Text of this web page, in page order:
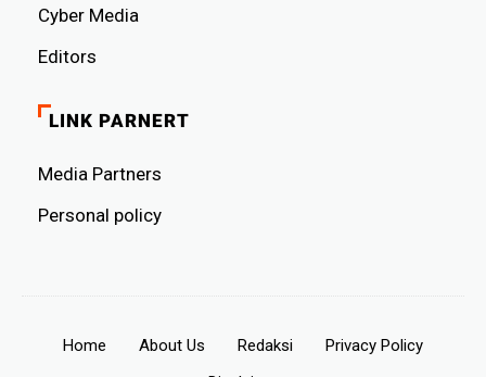
Cyber ​​Media
Editors
LINK PARNERT
Media Partners
Personal policy
Home About Us Redaksi
Privacy Policy